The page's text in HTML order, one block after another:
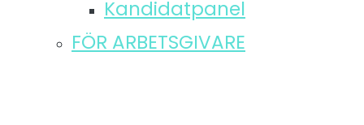
Kandidatpanel
FÖR ARBETSGIVARE